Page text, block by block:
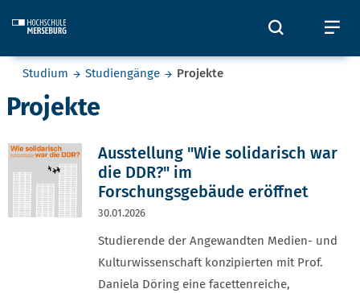
Öffnet
Sie befinden sich hier:
Studium Studiengänge Projekte
Projekte
Ausstellung "Wie solidarisch war
die DDR?" im
Forschungsgebäude eröffnet
30.01.2026
Studierende der Angewandten Medien- und
Kulturwissenschaft konzipierten mit Prof.
Daniela Döring eine facettenreiche,